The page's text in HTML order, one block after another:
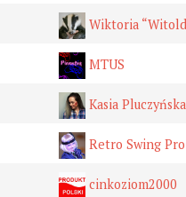
Wiktoria
MTUS
Kasia Pluczyńska
Retro Swing
cinkoziom2000